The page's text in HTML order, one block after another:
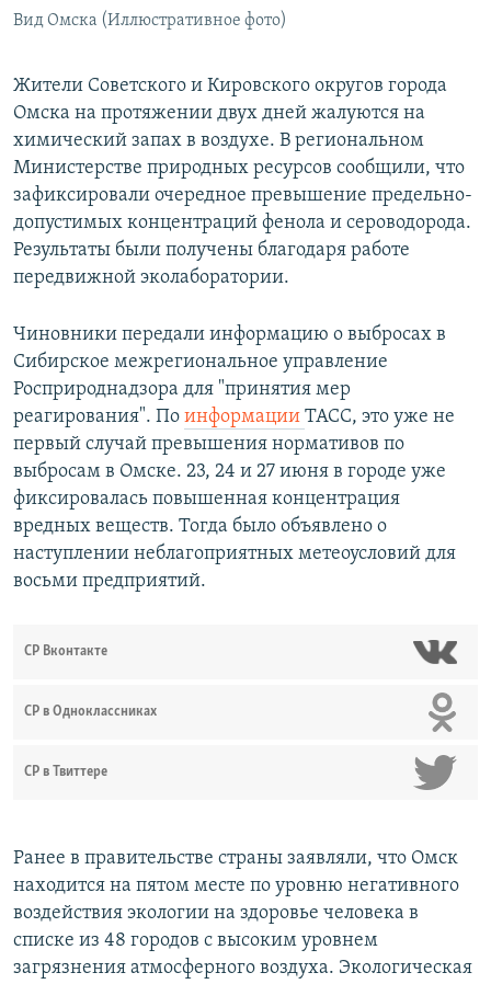
Все сайты РСЕ/РС
Вид Омска (Иллюстративное фото)
Жители Советского и Кировского округов города
Омска на протяжении двух дней жалуются на
химический запах в воздухе. В региональном
Министерстве природных ресурсов сообщили, что
зафиксировали очередное превышение предельно-
допустимых концентраций фенола и сероводорода.
Результаты были получены благодаря работе
передвижной эколаборатории.
Чиновники передали информацию о выбросах в
Сибирское межрегиональное управление
Росприроднадзора для "принятия мер
реагирования". По информации ТАСС, это уже не
первый случай превышения нормативов по
выбросам в Омске. 23, 24 и 27 июня в городе уже
фиксировалась повышенная концентрация
вредных веществ. Тогда было объявлено о
наступлении неблагоприятных метеоусловий для
восьми предприятий.
СР Вконтакте
СР в Одноклассниках
СР в Твиттере
Ранее в правительстве страны заявляли, что Омск
находится на пятом месте по уровню негативного
воздействия экологии на здоровье человека в
списке из 48 городов с высоким уровнем
загрязнения атмосферного воздуха. Экологическая